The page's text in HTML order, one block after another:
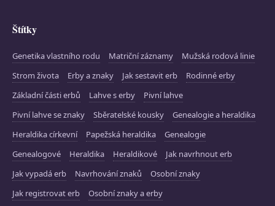
Štítky
Genetika vlastního rodu Matriční záznamy
Mužská rodová linie
Strom života
Erby a znaky Jak sestavit erb
Rodinné erby
Základní části erbů
Lahve s erby
Pivní lahve
Pivní lahve se znaky
Sběratelské kousky
Genealogie a heraldika
Heraldika církevní
Papežská heraldika
Genealogie
Genealogové
Heraldika Heraldikové
Jak navrhnout erb
Jak vypadá erb
Navrhování znaků
Osobní znaky
Jak registrovat erb
Osobní znaky a erby